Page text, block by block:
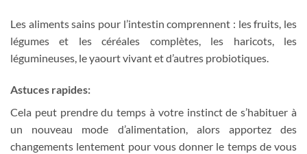
Les aliments sains pour l’intestin comprennent : les fruits, les
légumes et les céréales complètes, les haricots, les
légumineuses, le yaourt vivant et d’autres probiotiques.
Astuces rapides:
Cela peut prendre du temps à votre instinct de s’habituer à
un nouveau mode d’alimentation, alors apportez des
changements lentement pour vous donner le temps de vous